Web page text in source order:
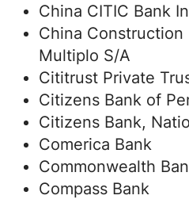
China CITIC Bank
China Construction
Multiplo S/A
Cititrust Private
Citizens Bank of
Citizens Bank,
Comerica Bank
Commonwealth
Compass Bank